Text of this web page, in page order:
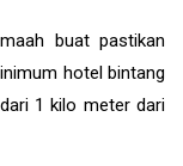
buat pastikan
hotel bintang
1 kilo meter dari